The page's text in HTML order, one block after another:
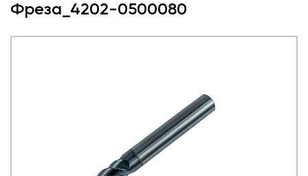
Фреза_4202-0500080